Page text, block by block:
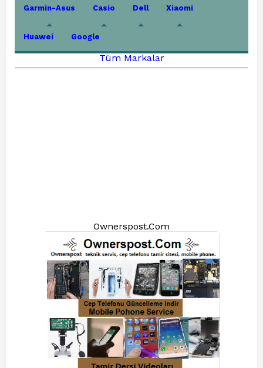
Garmin-Asus Casio Dell Xiaomi
Huawei Google
Tüm Markalar
Ownerspost.Com